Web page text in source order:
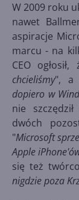
W 2009 roku
nawet
aspiracje
marcu - na
CEO
chcieliśmy", a
dopiero w
nie
dwóch
"Microsoft
Apple
się też
nigdzie poza